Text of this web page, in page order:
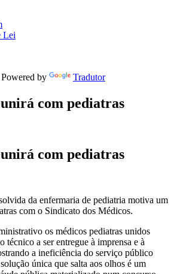
Lei
Powered by
Tradutor
com pediatras
com pediatras
da enfermaria de pediatria motiva um
com o Sindicato dos Médicos.
os médicos pediatras unidos
técnico a ser entregue à imprensa e à
a ineficiência do serviço público
única que salta aos olhos é um